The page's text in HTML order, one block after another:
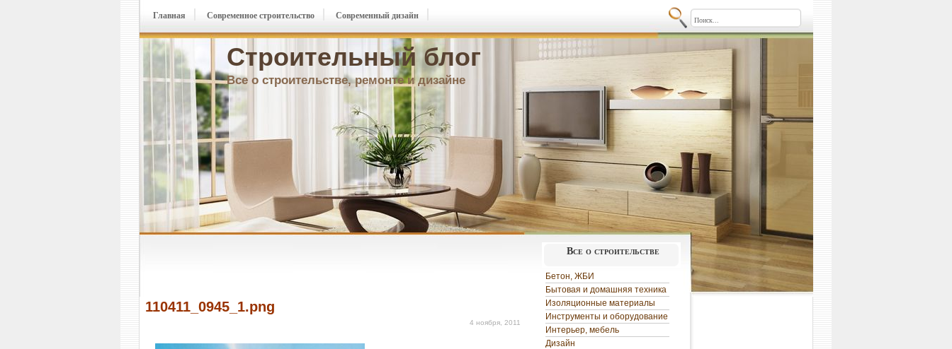
Строительный блог
Все о строительстве, ремонте и дизайне
Главная Современное строительство Современный дизайн
110411_0945_1.png
4 ноября, 2011
Все о строительстве
Бетон, ЖБИ
Бытовая и домашняя техника
Изоляционные материалы
Инструменты и оборудование
Интерьер, мебель
Дизайн